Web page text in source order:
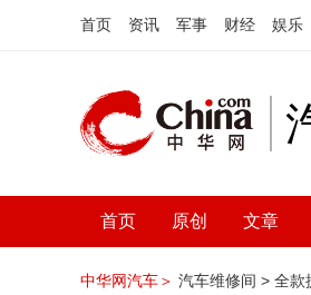
首页 资讯 军事 财经 娱乐
首页 原创 文章
中华网汽车＞ 汽车维修间 > 全款